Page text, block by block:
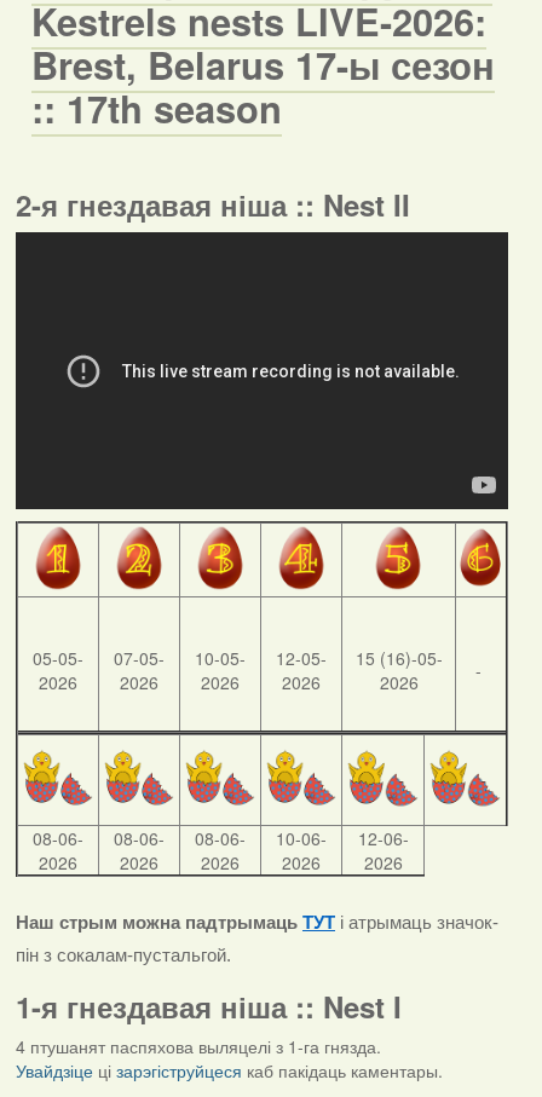
Kestrels nests LIVE-2026:
Brest, Belarus 17-ы сезон
:: 17th season
2-я гнездавая ніша :: Nest II
05-05-
2026
07-05-
2026
10-05-
2026
12-05-
2026
15 (16)-05-
2026
-
08-06-
2026
08-06-
2026
08-06-
2026
10-06-
2026
12-06-
2026
Наш стрым можна падтрымаць ТУТ і атрымаць значок-
пін з сокалам-пустальгой.
1-я гнездавая ніша :: Nest I
4 птушанят паспяхова выляцелі з 1-га гнязда.
Увайдзіцеці зарэгіструйцеся каб пакідаць каментары.